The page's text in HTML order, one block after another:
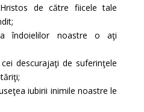
de către fiicele tale
îndoielilor noastre o aţi
descurajaţi de suferinţele
iubirii inimile noastre le